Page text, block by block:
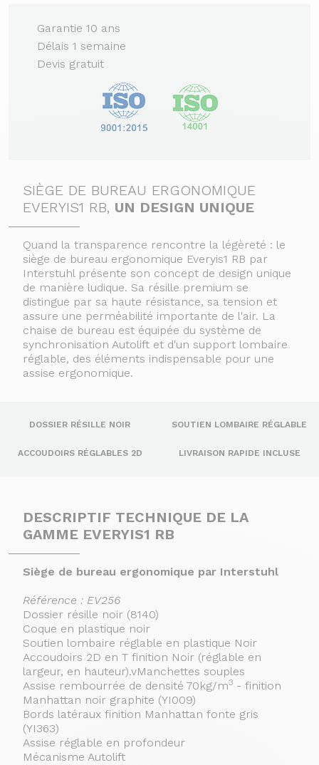
Continuer sans accepter
Garantie 10 ans
Délais 1 semaine
Devis gratuit
SIÈGE DE BUREAU ERGONOMIQUE
EVERYIS1 RB, UN DESIGN UNIQUE
Quand la transparence rencontre la légèreté : le
siège de bureau ergonomique Everyis1 RB par
Interstuhl présente son concept de design unique
de manière ludique. Sa résille premium se
distingue par sa haute résistance, sa tension et
assure une perméabilité importante de l'air. La
chaise de bureau est équipée du système de
synchronisation Autolift et d'un support lombaire
réglable, des éléments indispensable pour une
assise ergonomique.
DOSSIER RÉSILLE NOIR SOUTIEN LOMBAIRE RÉGLABLE
ACCOUDOIRS RÉGLABLES 2D LIVRAISON RAPIDE INCLUSE
DESCRIPTIF TECHNIQUE DE LA
GAMME EVERYIS1 RB
Siège de bureau ergonomique par Interstuhl
Référence : EV256
Dossier résille noir (8140)
Coque en plastique noir
Soutien lombaire réglable en plastique Noir
Accoudoirs 2D en T finition Noir (réglable en
largeur, en hauteur).vManchettes souples
Assise rembourrée de densité 70kg/m3 - finition
Manhattan noir graphite (YI009)
Bords latéraux finition Manhattan fonte gris
(YI363)
Assise réglable en profondeur
Mécanisme Autolift